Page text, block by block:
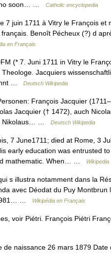
soon… …
Catholic encyclopedia
juin 1711 à Vitry le François et
Benoît Pécheux (?) d
en Français
(* 7. Juni 1711 in Vitry le
Jacquiers
…
Deutsch Wikipedia
François Jacquier
Jacquier († 1472), auch
Nikolaus… …
Deutsch Wikipedia
7 June1711; died at Rome, 3
early education was entrusted
mathematic. When… …
Wikipedia
s illustra notamment dans la
avec Déodat du Puy Montbrun
…
Wikipédia en Français
voir Piétri. François Piétri
naissance 26 mars 1879 Date